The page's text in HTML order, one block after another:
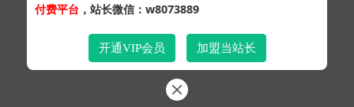
付费平台 ，站长微信：w8073889
开通VIP会员 加盟当站长